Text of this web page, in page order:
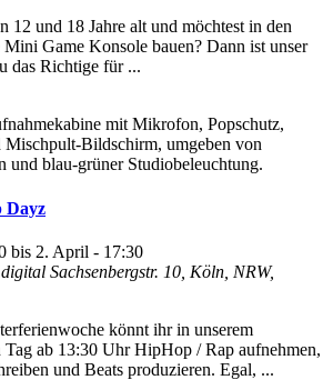
12 und 18 Jahre alt und möchtest in den
Mini Game Konsole bauen? Dann ist unser
das Richtige für ...
Dayz
bis 2. April - 17:30
Sachsenbergstr. 10, Köln, NRW,
könnt ihr in unserem
Tag ab 13:30 Uhr HipHop / Rap aufnehmen,
und Beats produzieren. Egal, ...